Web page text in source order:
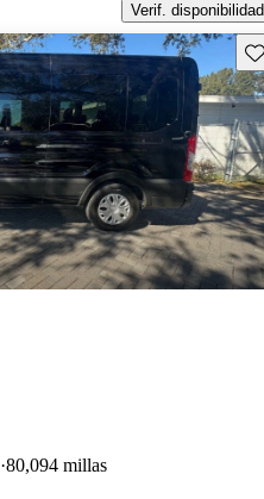
Verif. disponibilidad
80,094 millas